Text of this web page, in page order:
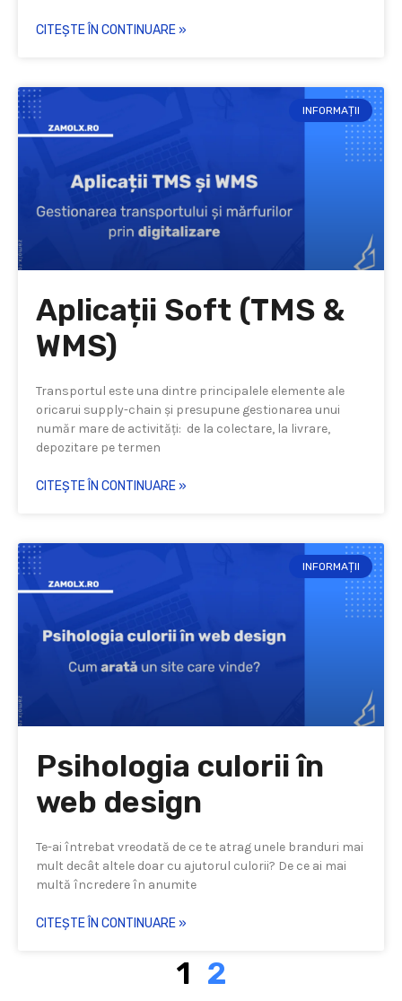
CITEȘTE ÎN CONTINUARE »
INFORMAȚII
Aplicații Soft (TMS &
WMS)
Transportul este una dintre principalele elemente ale
oricarui supply-chain și presupune gestionarea unui
număr mare de activități: de la colectare, la livrare,
depozitare pe termen
CITEȘTE ÎN CONTINUARE »
INFORMAȚII
Psihologia culorii în
web design
Te-ai întrebat vreodată de ce te atrag unele branduri mai
mult decât altele doar cu ajutorul culorii? De ce ai mai
multă încredere în anumite
CITEȘTE ÎN CONTINUARE »
1 2